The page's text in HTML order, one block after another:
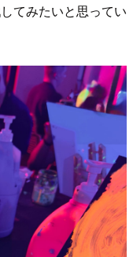
てみたいと思ってい